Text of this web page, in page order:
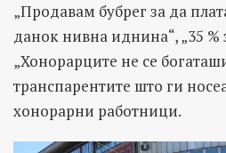
„Продавам бубрег за да
данок нивна иднина“, „35 %
„Хонорарците не се
транспарентите што ги
хонорарни работници.